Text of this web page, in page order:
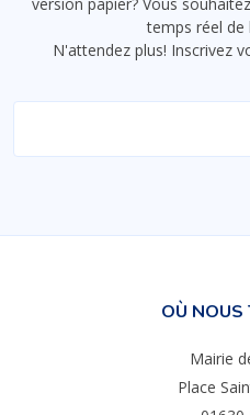
temps réel de
N'attendez plus! Inscrivez
OÙ NOUS
Mairie
Place